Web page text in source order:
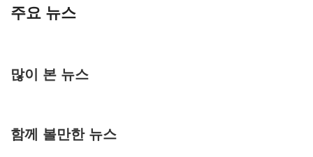
주요 뉴스
많이 본 뉴스
함께 볼만한 뉴스